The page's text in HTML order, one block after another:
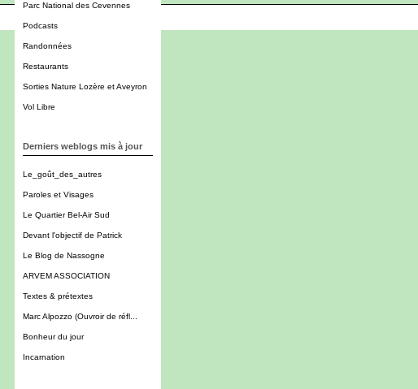
Parc National des Cevennes
Podcasts
Randonnées
Restaurants
Sorties Nature Lozère et Aveyron
Vol Libre
Derniers weblogs mis à jour
Le_goût_des_autres
Paroles et Visages
Le Quartier Bel-Air Sud
Devant l'objectif de Patrick
Le Blog de Nassogne
ARVEM ASSOCIATION
Textes & prétextes
Marc Alpozzo (Ouvroir de réfl...
Bonheur du jour
Incarnation